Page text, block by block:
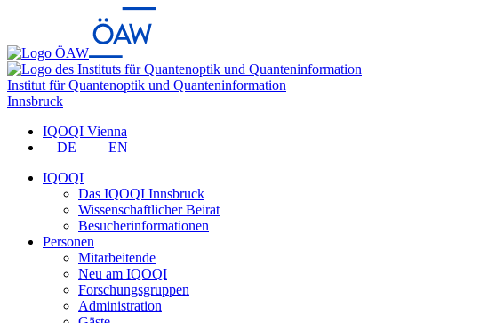
Institut für Quantenoptik und Quanteninformation
Innsbruck
IQOQI Vienna
DE
EN
IQOQI
Das IQOQI Innsbruck
Wissenschaftlicher Beirat
Besucherinformationen
Personen
Mitarbeitende
Neu am IQOQI
Forschungsgruppen
Administration